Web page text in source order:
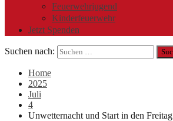
Feuerwehrjugend
Kinderfeuerwehr
Jetzt Spenden
Suchen nach:
Home
2025
Juli
4
Unwetternacht und Start in den Freitag